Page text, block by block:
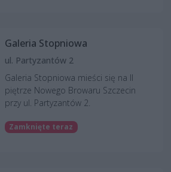
Galeria Stopniowa
ul. Partyzantów 2
Galeria Stopniowa mieści się na II
piętrze Nowego Browaru Szczecin
przy ul. Partyzantów 2.
Zamknięte teraz